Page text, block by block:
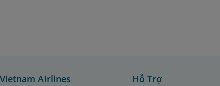
Vietnam Airlines Hỗ Trợ